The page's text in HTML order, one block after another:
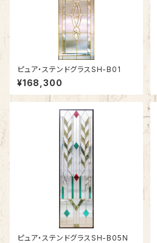
ピュア・ステンドグラスSH-B01
¥168,300
ピュア・ステンドグラスSH-B05N